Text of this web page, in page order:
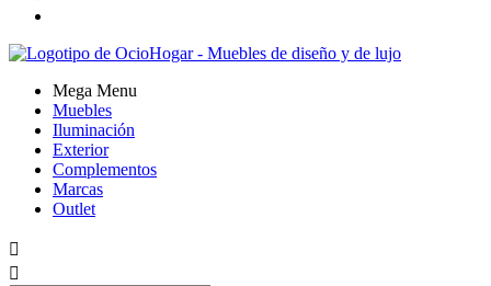
Mega Menu
Muebles
Iluminación
Exterior
Complementos
Marcas
Outlet

